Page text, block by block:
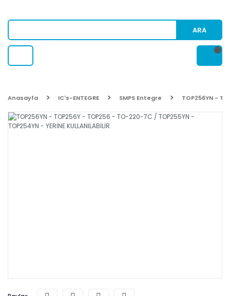
ARA
Anasayfa IC's-ENTEGRE SMPS Entegre TOP256YN -